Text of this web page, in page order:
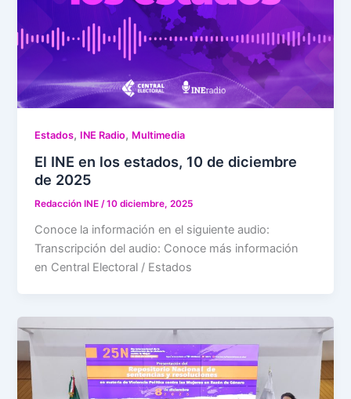
Estados, INE Radio, Multimedia
El INE en los estados, 10 de diciembre
de 2025
Redacción INE/10 diciembre, 2025
Conoce la información en el siguiente audio:
Transcripción del audio: Conoce más información
en Central Electoral / Estados